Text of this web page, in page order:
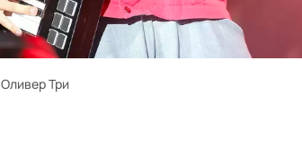
Оливер Три